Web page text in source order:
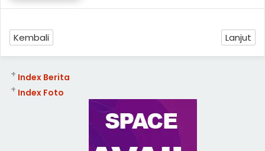
Kembali Lanjut
Index Berita
+
Index Foto
+